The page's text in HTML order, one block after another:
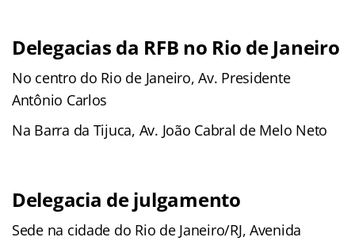
Delegacias da RFB no Rio de Janeiro
No centro do Rio de Janeiro, Av. Presidente
Antônio Carlos
Na Barra da Tijuca, Av. João Cabral de Melo Neto
Delegacia de julgamento
Sede na cidade do Rio de Janeiro/RJ, Avenida